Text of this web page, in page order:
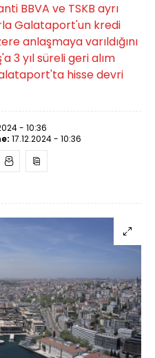
BBVA ve TSKB ayrı
Galataport'un kredi
anlaşmaya varıldığını
3 yıl süreli geri alım
hisse devri
- 10:36
17.12.2024 - 10:36